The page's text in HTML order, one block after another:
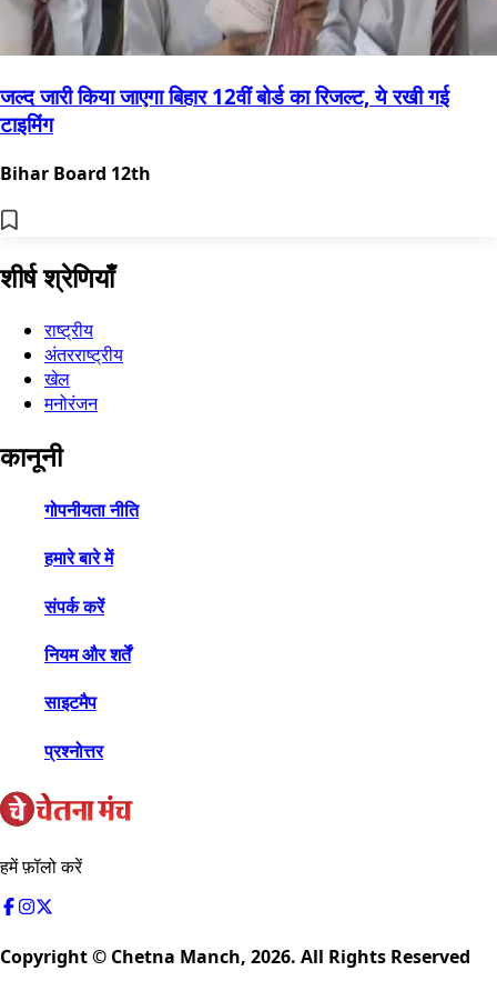
जल्द जारी किया जाएगा बिहार 12वीं बोर्ड का रिजल्ट, ये रखी गई
टाइमिंग
Bihar Board 12th
शीर्ष श्रेणियाँ
राष्ट्रीय
अंतरराष्ट्रीय
खेल
मनोरंजन
कानूनी
गोपनीयता नीति
हमारे बारे में
संपर्क करें
नियम और शर्तें
साइटमैप
प्रश्नोत्तर
हमें फ़ॉलो करें
Copyright © Chetna Manch, 2026. All Rights Reserved